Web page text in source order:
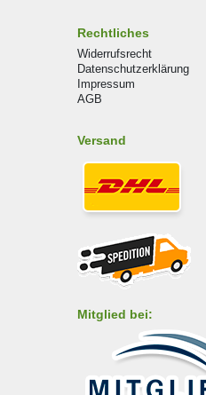
Rechtliches
Widerrufsrecht
Datenschutzerklärung
Impressum
AGB
Versand
Mitglied bei: